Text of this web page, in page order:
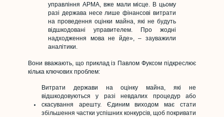
управління АРМА, вже мали місце. В цьому
разі держава несе лише фінансові витрати
на проведення оцінки майна, які не будуть
відшкодовані управителем. Про жодні
надходження мова не йде», – зауважили
аналітики.
Вони вважають, що приклад із Павлом Фуксом підкреслює
кілька ключових проблем:
Витрати держави на оцінку майна, які не
відшкодовуються у разі невдалих процедур або
скасування арешту. Єдиним виходом має стати
збільшення частки успішних конкурсів, щоб покривати